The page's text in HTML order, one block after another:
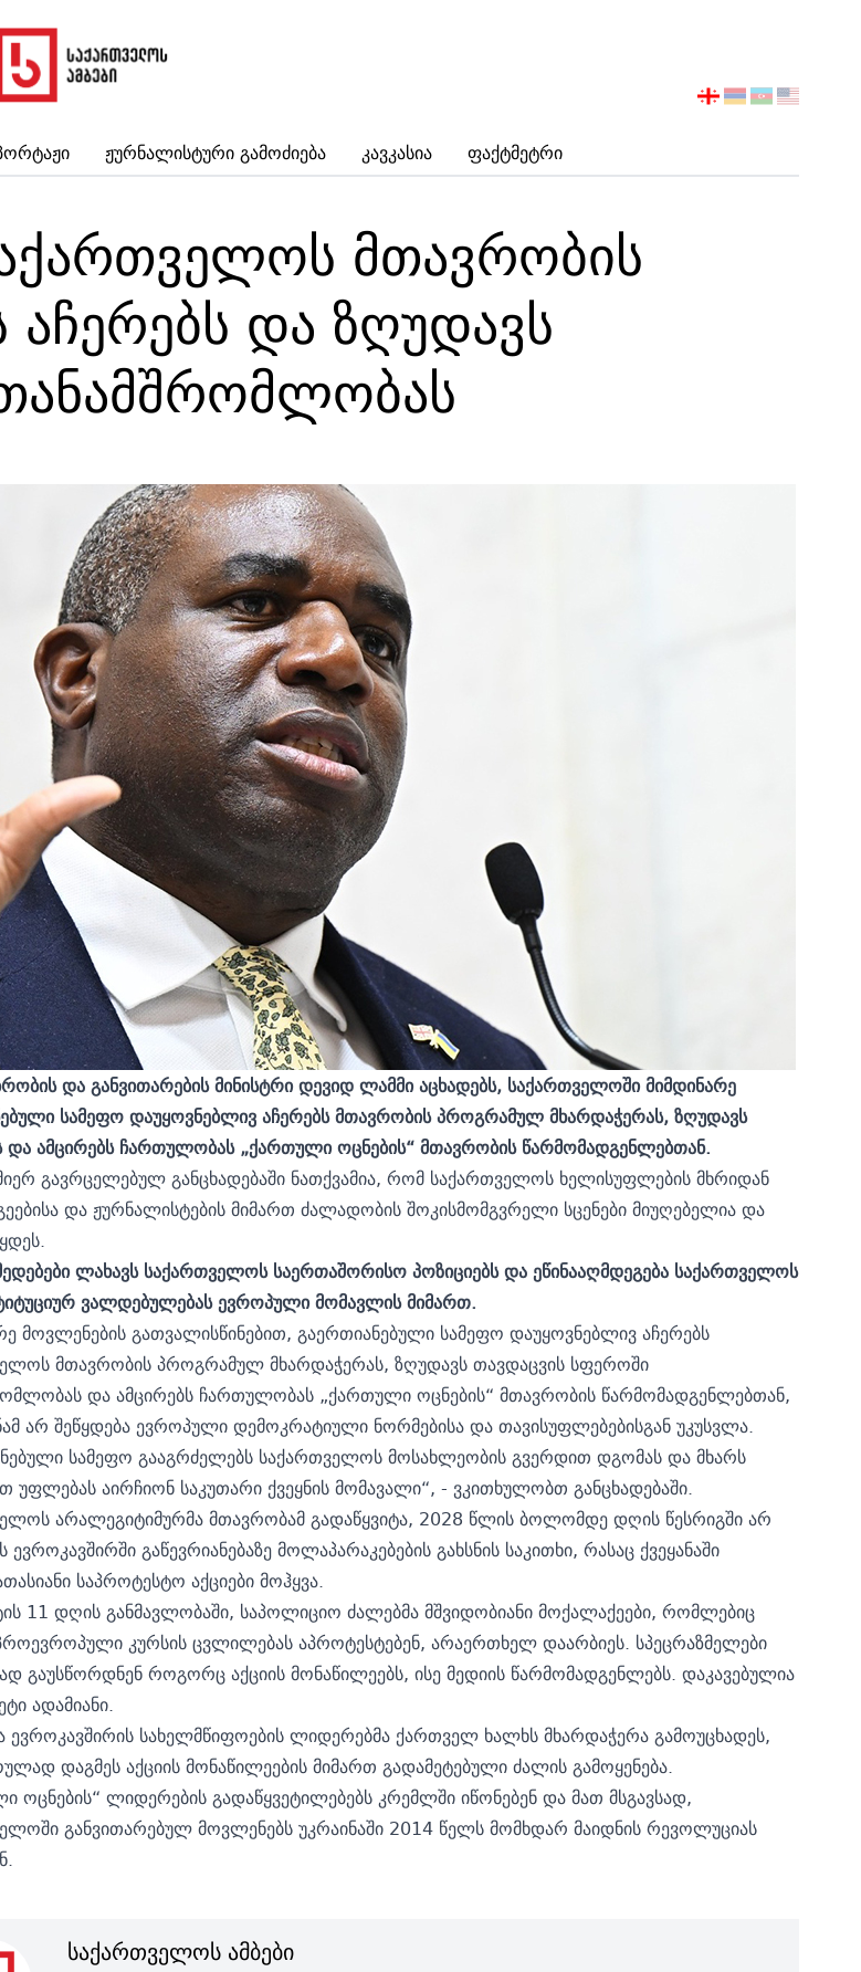
Ჟურნალისტური Გამოძიება Კავკასია Ფაქტმეტრი
აირჩიეთ
მთავრობის
და ზღუდავს
და განვითარების მინისტრი დევიდ ლამმი აცხადებს, საქართველოში მიმდინარე
სამეფო დაუყოვნებლივ აჩერებს მთავრობის პროგრამულ მხარდაჭერას, ზღუდავს
ამცირებს ჩართულობას „ქართული ოცნების“ მთავრობის წარმომადგენლებთან.
გავრცელებულ განცხადებაში ნათქვამია, რომ საქართველოს ხელისუფლების მხრიდან
და ჟურნალისტების მიმართ ძალადობის შოკისმომგვრელი სცენები მიუღებელია და
ლახავს საქართველოს საერთაშორისო პოზიციებს და ეწინააღმდეგება საქართველოს
ვალდებულებას ევროპული მომავლის მიმართ.
მოვლენების გათვალისწინებით, გაერთიანებული სამეფო დაუყოვნებლივ აჩერებს
მთავრობის პროგრამულ მხარდაჭერას, ზღუდავს თავდაცვის სფეროში
და ამცირებს ჩართულობას „ქართული ოცნების“ მთავრობის წარმომადგენლებთან,
არ შეწყდება ევროპული დემოკრატიული ნორმებისა და თავისუფლებებისგან უკუსვლა.
სამეფო გააგრძელებს საქართველოს მოსახლეობის გვერდით დგომას და მხარს
უფლებას აირჩიონ საკუთარი ქვეყნის მომავალი“, - ვკითხულობთ განცხადებაში.
არალეგიტიმურმა მთავრობამ გადაწყვიტა, 2028 წლის ბოლომდე დღის წესრიგში არ
ევროკავშირში გაწევრიანებაზე მოლაპარაკებების გახსნის საკითხი, რასაც ქვეყანაში
საპროტესტო აქციები მოჰყვა.
11 დღის განმავლობაში, საპოლიციო ძალებმა მშვიდობიანი მოქალაქეები, რომლებიც
კურსის ცვლილებას აპროტესტებენ, არაერთხელ დაარბიეს. სპეცრაზმელები
გაუსწორდნენ როგორც აქციის მონაწილეებს, ისე მედიის წარმომადგენლებს. დაკავებულია
ადამიანი.
ევროკავშირის სახელმწიფოების ლიდერებმა ქართველ ხალხს მხარდაჭერა გამოუცხადეს,
დაგმეს აქციის მონაწილეების მიმართ გადამეტებული ძალის გამოყენება.
ოცნების“ ლიდერების გადაწყვეტილებებს კრემლში იწონებენ და მათ მსგავსად,
განვითარებულ მოვლენებს უკრაინაში 2014 წელს მომხდარ მაიდნის რევოლუციას
საქართველოს ამბები